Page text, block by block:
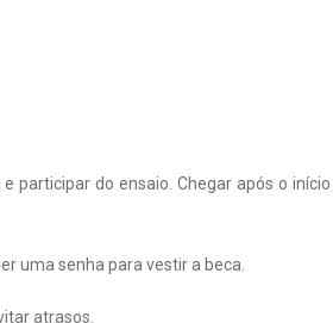
participar do ensaio. Chegar após o
uma senha para vestir a beca.
atrasos.